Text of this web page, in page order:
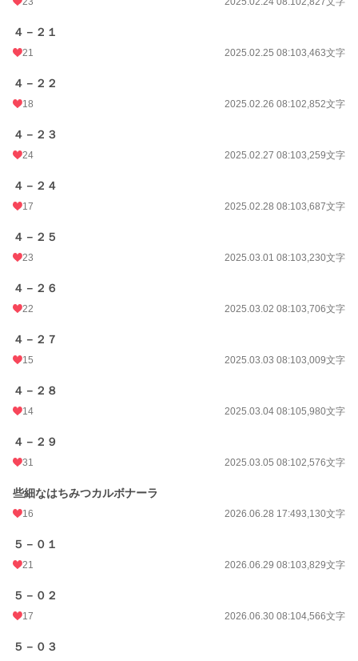
４－２１
21 2025.02.25 08:103,463文字
４－２２
18 2025.02.26 08:102,852文字
４－２３
24 2025.02.27 08:103,259文字
４－２４
17 2025.02.28 08:103,687文字
４－２５
23 2025.03.01 08:103,230文字
４－２６
22 2025.03.02 08:103,706文字
４－２７
15 2025.03.03 08:103,009文字
４－２８
14 2025.03.04 08:105,980文字
４－２９
31 2025.03.05 08:102,576文字
些細なはちみつカルボナーラ
16 2026.06.28 17:493,130文字
５－０１
21 2026.06.29 08:103,829文字
５－０２
17 2026.06.30 08:104,566文字
５－０３